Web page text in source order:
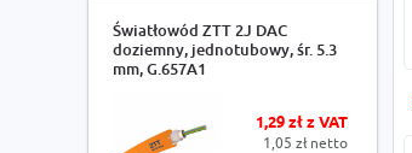
Światłowód ZTT 2J DAC
doziemny, jednotubowy, śr. 5.3
mm, G.657A1
1,29 zł z VAT
1,05 zł netto